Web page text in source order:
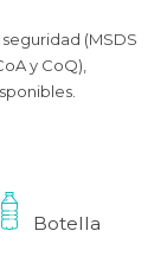
(MSDS
y CoQ),
Botella